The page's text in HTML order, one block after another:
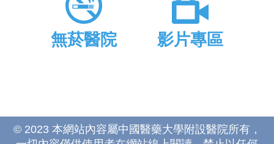
無菸醫院 影片專區
© 2023 本網站內容屬中國醫藥大學附設醫院所有，